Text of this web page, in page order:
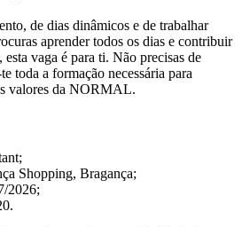
de dias dinâmicos e de trabalhar
aprender todos os dias e contribuir
vaga é para ti. Não precisas de
toda a formação necessária para
valores da NORMAL.
Shopping, Bragança;
2026;